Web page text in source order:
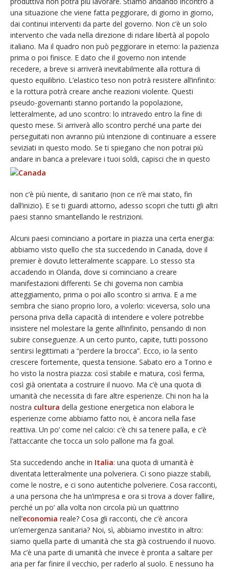
una situazione che viene fatta peggiorare, di giorno in giorno,
dai continui interventi da parte del governo. Non c’è un solo
intervento che vada nella direzione di ridare libertà al popolo
italiano. Ma il quadro non può peggiorare in eterno: la pazienza
prima o poi finisce. E dato che il governo non intende
recedere, a breve si arriverà inevitabilmente alla rottura di
questo equilibrio. L’elastico teso non potrà resistere all’infinito:
e la rottura potrà creare anche reazioni violente. Questi
pseudo-governanti stanno portando la popolazione,
letteralmente, ad uno scontro: lo intravedo entro la fine di
questo mese. Si arriverà allo scontro perché una parte dei
perseguitati non avranno più intenzione di continuare a essere
seviziati in questo modo. Se ti spiegano che non potrai più
andare in banca a prelevare i tuoi soldi, capisci che in questo
non c’è più niente, di sanitario (non ce n’è mai stato, fin
dall’inizio). E se ti guardi attorno, adesso scopri che tutti gli altri
paesi stanno smantellando le restrizioni.
Alcuni paesi cominciano a portare in piazza una certa energia:
abbiamo visto quello che sta succedendo in Canada, dove il
premier è dovuto letteralmente scappare. Lo stesso sta
accadendo in Olanda, dove si cominciano a creare
manifestazioni differenti. Se chi governa non cambia
atteggiamento, prima o poi allo scontro si arriva. E a me
sembra che siano proprio loro, a volerlo: viceversa, solo una
persona priva della capacità di intendere e volere potrebbe
insistere nel molestare la gente all’infinito, pensando di non
subire conseguenze. A un certo punto, capite, tutti possono
sentirsi legittimati a “perdere la brocca”. Ecco, io la sento
crescere fortemente, questa tensione. Sabato ero a Torino e
ho visto la nostra piazza: così stabile e matura, così ferma,
così già orientata a costruire il nuovo. Ma c’è una quota di
umanità che necessita di fare altre esperienze. Chi non ha la
nostra cultura della gestione energetica non elabora le
esperienze come abbiamo fatto noi, è ancora nella fase
reattiva. Un po’ come nel calcio: c’è chi sa tenere palla, e c’è
l’attaccante che tocca un solo pallone ma fa goal.
Sta succedendo anche in Italia: una quota di umanità è
diventata letteralmente una polveriera. Ci sono piazze stabili,
come le nostre, e ci sono autentiche polveriere. Cosa racconti,
a una persona che ha un’impresa e ora si trova a dover fallire,
perché un po’ alla volta non circola più un quattrino
nell’economia reale? Cosa gli racconti, che c’è ancora
un’emergenza sanitaria? Noi, sì, abbiamo investito in altro:
siamo quella parte di umanità che sta già costruendo il nuovo.
Ma c’è una parte di umanità che invece è pronta a saltare per
aria per far finire il vecchio, per raderlo al suolo. E nessuno ha